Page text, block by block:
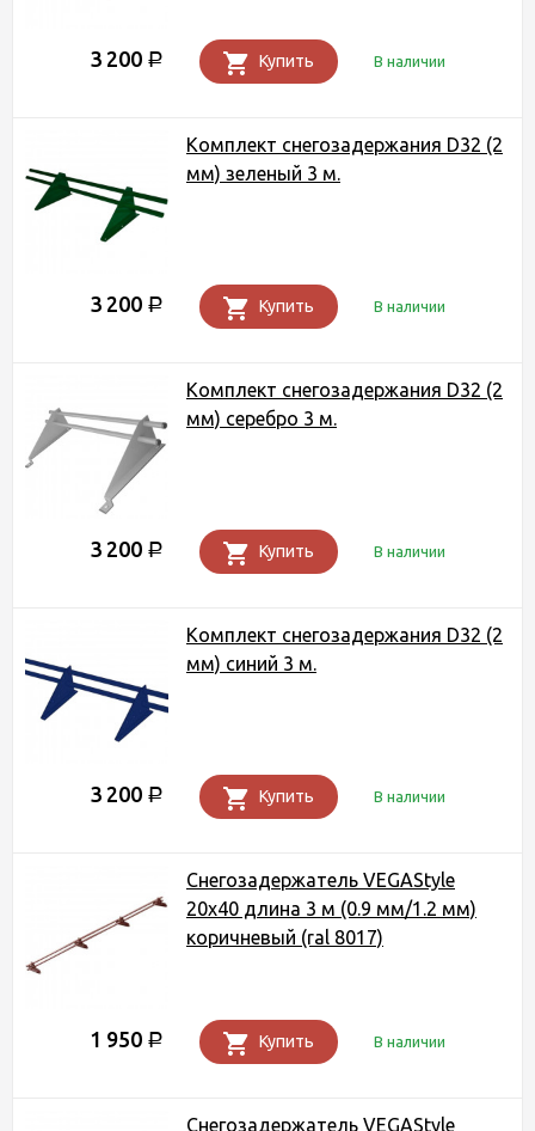
3 200 Р Купить В наличии
Комплект снегозадержания D32 (2
мм) зеленый 3 м.
3 200 Р Купить В наличии
Комплект снегозадержания D32 (2
мм) серебро 3 м.
3 200 Р Купить В наличии
Комплект снегозадержания D32 (2
мм) синий 3 м.
3 200 Р Купить В наличии
Снегозадержатель VEGAStyle
20х40 длина 3 м (0.9 мм/1.2 мм)
коричневый (ral 8017)
1 950 Р Купить В наличии
Снегозадержатель VEGAStyle